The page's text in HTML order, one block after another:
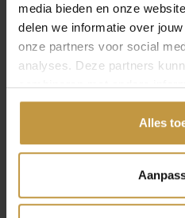
media bieden en onze
delen we informatie over
onze partners voor social
analyses. Deze partners
combineren met andere
gedeeld of die ze hebben
Alles